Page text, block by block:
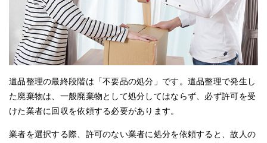
遺品整理の最終段階は「不要品の処分」です。遺品整理で発生し
た廃棄物は、一般廃棄物として処分してはならず、必ず許可を受
けた業者に回収を依頼する必要があります。
業者を選択する際、許可のない業者に処分を依頼すると、故人の